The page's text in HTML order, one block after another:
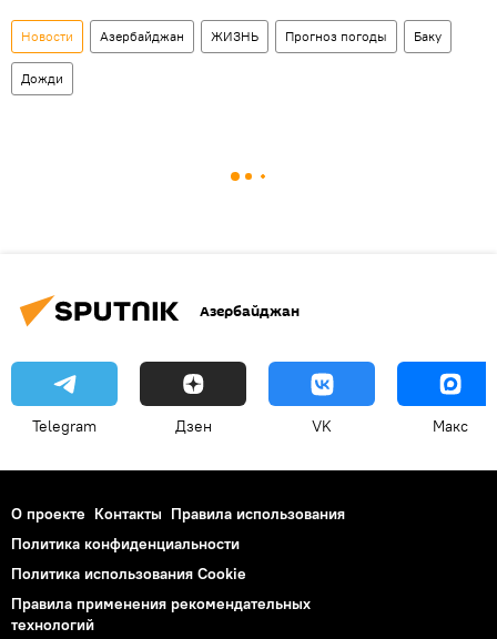
Новости Азербайджан ЖИЗНЬ Прогноз погоды Баку
Дожди
Азербайджан
Telegram Дзен VK Макс
О проекте Контакты Правила использования
Политика конфиденциальности
Политика использования Cookie
Правила применения рекомендательных
технологий